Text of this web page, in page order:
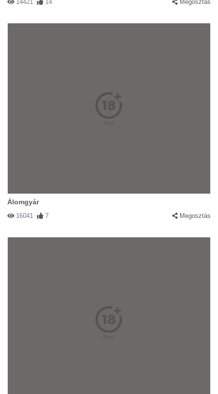
14421 14 Megosztás
Álomgyár
16041 7 Megosztás